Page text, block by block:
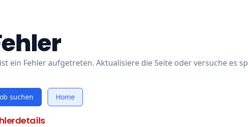
ein Fehler aufgetreten. Aktualisiere die Seite oder versuche es
suchen Home